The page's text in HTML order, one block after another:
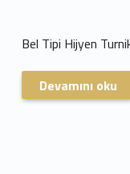
e
r
i
Bel Tipi Hijyen
Devamını oku